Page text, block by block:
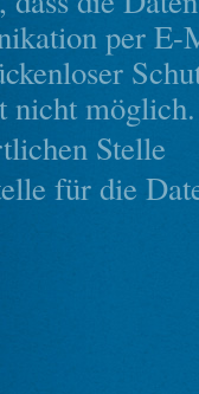
per E-
nicht möglich.
Stelle
für die